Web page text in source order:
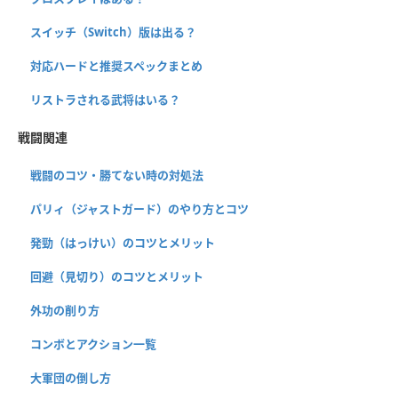
スイッチ（Switch）版は出る？
対応ハードと推奨スペックまとめ
リストラされる武将はいる？
戦闘関連
戦闘のコツ・勝てない時の対処法
パリィ（ジャストガード）のやり方とコツ
発勁（はっけい）のコツとメリット
回避（見切り）のコツとメリット
外功の削り方
コンボとアクション一覧
大軍団の倒し方